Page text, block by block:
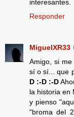
interesantes.
Responder
MiguelXR33
Amigo, si
sí o sí... que
D :-D :-D
la historia en
y pienso
"broma del